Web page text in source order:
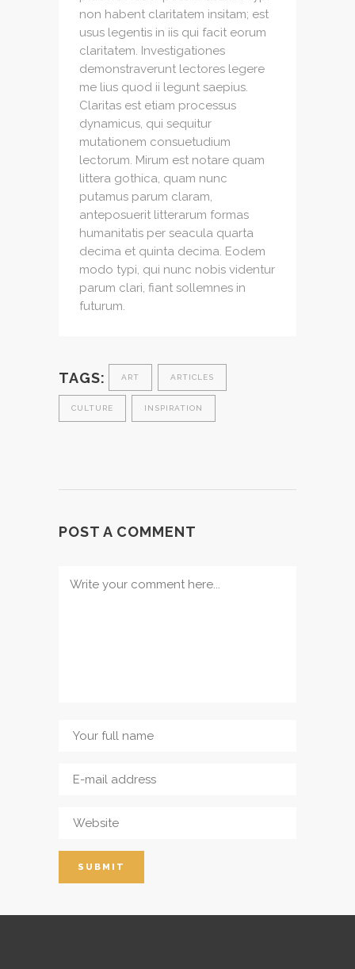
non habent claritatem insitam; est
usus legentis in iis qui facit eorum
claritatem. Investigationes
demonstraverunt lectores legere
me lius quod ii legunt saepius.
Claritas est etiam processus
dynamicus, qui sequitur
mutationem consuetudium
lectorum. Mirum est notare quam
littera gothica, quam nunc
putamus parum claram,
anteposuerit litterarum formas
humanitatis per seacula quarta
decima et quinta decima. Eodem
modo typi, qui nunc nobis videntur
parum clari, fiant sollemnes in
futurum.
TAGS: ART ARTICLES
CULTURE INSPIRATION
POST A COMMENT